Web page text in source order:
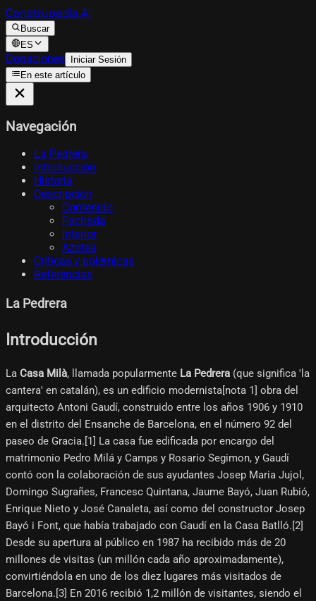
Construpedia.AI
Buscar
ES
Donaciones Iniciar Sesión
En este artículo
Navegación
La Pedrera
Introducción
Historia
Descripción
Contenido
Fachada
Interior
Azotea
Críticas y polémicas
Referencias
La Pedrera
Introducción
La Casa Milà, llamada popularmente La Pedrera (que significa 'la
cantera' en catalán), es un edificio modernista[nota 1]​ obra del
arquitecto Antoni Gaudí, construido entre los años 1906 y 1910
en el distrito del Ensanche de Barcelona, en el número 92 del
paseo de Gracia.[1]​ La casa fue edificada por encargo del
matrimonio Pedro Milá y Camps y Rosario Segimon, y Gaudí
contó con la colaboración de sus ayudantes Josep Maria Jujol,
Domingo Sugrañes, Francesc Quintana, Jaume Bayó, Juan Rubió,
Enrique Nieto y José Canaleta, así como del constructor Josep
Bayó i Font, que había trabajado con Gaudí en la Casa Batlló.[2]​
Desde su apertura al público en 1987 ha recibido más de 20
millones de visitas (un millón cada año aproximadamente),
convirtiéndola en uno de los diez lugares más visitados de
Barcelona.[3]​ En 2016 recibió 1,2 millón de visitantes, siendo el